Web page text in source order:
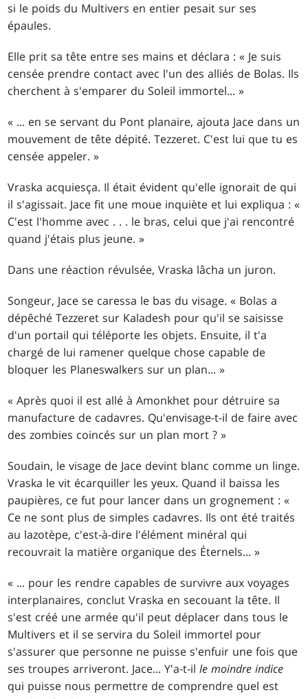
si le poids du Multivers en entier pesait sur ses
épaules.
Elle prit sa tête entre ses mains et déclara : « Je suis
censée prendre contact avec l'un des alliés de Bolas. Ils
cherchent à s'emparer du Soleil immortel... »
« ... en se servant du Pont planaire, ajouta Jace dans un
mouvement de tête dépité. Tezzeret. C'est lui que tu es
censée appeler. »
Vraska acquiesça. Il était évident qu'elle ignorait de qui
il s'agissait. Jace fit une moue inquiète et lui expliqua : «
C'est l'homme avec . . . le bras, celui que j'ai rencontré
quand j'étais plus jeune. »
Dans une réaction révulsée, Vraska lâcha un juron.
Songeur, Jace se caressa le bas du visage. « Bolas a
dépêché Tezzeret sur Kaladesh pour qu'il se saisisse
d'un portail qui téléporte les objets. Ensuite, il t'a
chargé de lui ramener quelque chose capable de
bloquer les Planeswalkers sur un plan... »
« Après quoi il est allé à Amonkhet pour détruire sa
manufacture de cadavres. Qu'envisage-t-il de faire avec
des zombies coincés sur un plan mort ? »
Soudain, le visage de Jace devint blanc comme un linge.
Vraska le vit écarquiller les yeux. Quand il baissa les
paupières, ce fut pour lancer dans un grognement : «
Ce ne sont plus de simples cadavres. Ils ont été traités
au lazotèpe, c'est-à-dire l'élément minéral qui
recouvrait la matière organique des Éternels... »
« ... pour les rendre capables de survivre aux voyages
interplanaires, conclut Vraska en secouant la tête. Il
s'est créé une armée qu'il peut déplacer dans tous le
Multivers et il se servira du Soleil immortel pour
s'assurer que personne ne puisse s'enfuir une fois que
ses troupes arriveront. Jace... Y'a-t-ille moindre indice
qui puisse nous permettre de comprendre quel est